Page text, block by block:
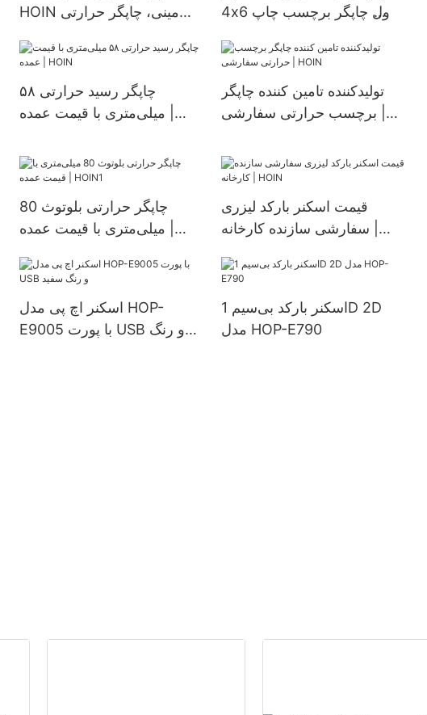
HOIN مینی، چاپگر حرارتی
Hoin، USB، BT، چاپگر لوگو
4x6 رول چاپگر برچسب چاپ
حمل و نقل، برچسب ها،
چاپگر رسید حرارتی ۵۸
میلی‌متری با قیمت عمده |
تولیدکننده تامین کننده چاپگر
برچسب حرارتی سفارشی |
چاپگر حرارتی بلوتوث 80
میلی‌متری با قیمت عمده |
قیمت اسکنر بارکد لیزری
سفارشی سازنده کارخانه |
اسکنر اچ پی مدل HOP-
E9005 با پورت USB و رنگ
اسکنر بارکد بی‌سیم 1D 2D
مدل HOP-E790